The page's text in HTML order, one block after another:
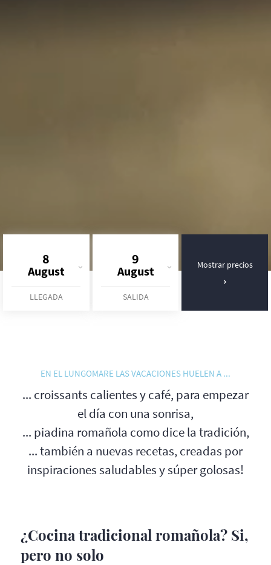
8
August
LLEGADA
9
August
SALIDA
Mostrar precios
EN EL LUNGOMARE LAS VACACIONES HUELEN A ...
... croissants calientes y café, para empezar
el día con una sonrisa,
... piadina romañola como dice la tradición,
... también a nuevas recetas, creadas por
inspiraciones saludables y súper golosas!
¿Cocina tradicional romañola? Si,
pero no solo